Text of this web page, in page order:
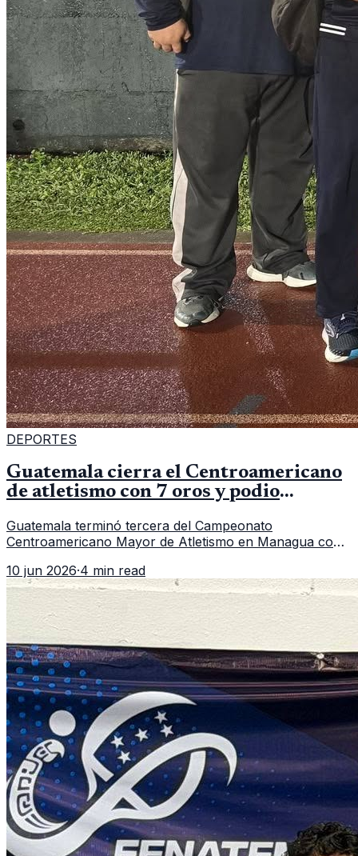
DEPORTES
Guatemala cierra el Centroamericano
de atletismo con 7 oros y podio
Guatemala terminó tercera del Campeonato
Centroamericano Mayor de Atletismo en Managua con
de CDAG.
10 jun 2026·4 min read